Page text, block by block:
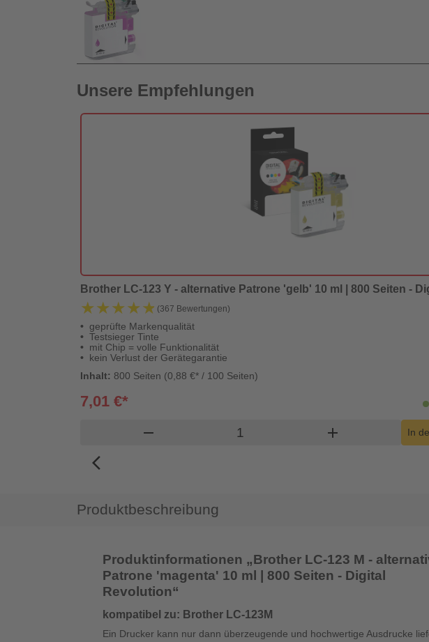
Unsere Empfehlungen
Brother LC-123 Y - alternative Patrone 'gelb' 10 ml | 800 Seiten -
★★★★★
★★★★★ (367 Bewertungen)
geprüfte Markenqualität
Testsieger Tinte
mit Chip = volle Funktionalität
kein Verlust der Gerätegarantie
Inhalt: 800 Seiten (0,88 €* / 100 Seiten)
7,01 €*
remove Produkt Warenkorb Menge
add In
arrow_back_ios_new
Produktbeschreibung
Produktinformationen „Brother LC-123 M -
Patrone 'magenta' 10 ml | 800 Seiten - Digital
Revolution“
kompatibel zu: Brother LC-123M
Ein Drucker kann nur dann überzeugende und hochwertige Ausdrucke